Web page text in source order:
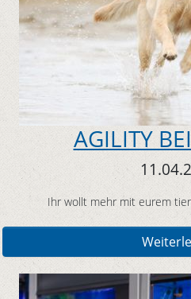
AGILITY
Ihr wollt mehr mit eurem